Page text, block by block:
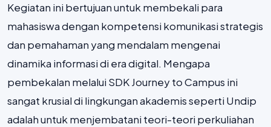
Kegiatan ini bertujuan untuk membekali para
mahasiswa dengan kompetensi komunikasi strategis
dan pemahaman yang mendalam mengenai
dinamika informasi di era digital. Mengapa
pembekalan melalui SDK Journey to Campus ini
sangat krusial di lingkungan akademis seperti Undip
adalah untuk menjembatani teori-teori perkuliahan